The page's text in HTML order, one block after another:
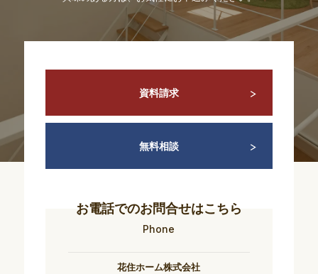
資料請求
無料相談
お電話でのお問合せはこちら
Phone
花住ホーム株式会社